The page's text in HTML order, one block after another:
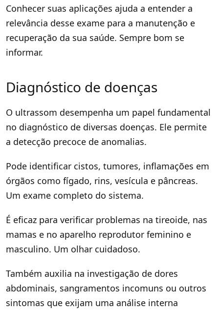
Conhecer suas aplicações ajuda a entender a
relevância desse exame para a manutenção e
recuperação da sua saúde. Sempre bom se
informar.
Diagnóstico de doenças
O ultrassom desempenha um papel fundamental
no diagnóstico de diversas doenças. Ele permite
a detecção precoce de anomalias.
Pode identificar cistos, tumores, inflamações em
órgãos como fígado, rins, vesícula e pâncreas.
Um exame completo do sistema.
É eficaz para verificar problemas na tireoide, nas
mamas e no aparelho reprodutor feminino e
masculino. Um olhar cuidadoso.
Também auxilia na investigação de dores
abdominais, sangramentos incomuns ou outros
sintomas que exijam uma análise interna